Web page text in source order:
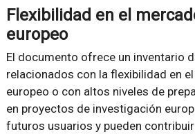
Flexibilidad en el
europeo
El documento ofrece un inventario
relacionados con la flexibilidad en
europeo o con altos niveles de
en proyectos de investigación
futuros usuarios y pueden